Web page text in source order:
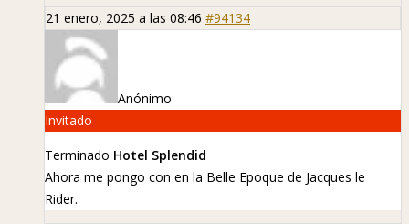
21 enero, 2025 a las 08:46 #94134
Anónimo
Invitado
Terminado Hotel Splendid
Ahora me pongo con en la Belle Epoque de Jacques le
Rider.